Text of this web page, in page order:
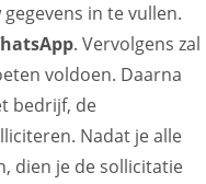
in te vullen.
. Vervolgens zal
voldoen. Daarna
bedrijf, de
Nadat je alle
dien je de sollicitatie